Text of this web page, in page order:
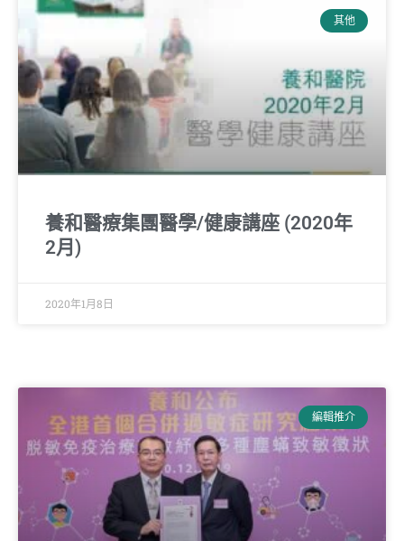
其他
養和醫療集團醫學/健康講座 (2020年
2月)
2020年1月8日
編輯推介